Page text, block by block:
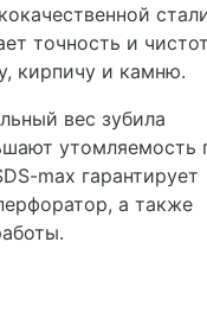
точность и
кирпичу и камню.
вес зубила
утомляемость
max гарантирует
а также